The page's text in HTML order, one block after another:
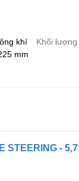
khí Khối lượng
mm
STEERING -